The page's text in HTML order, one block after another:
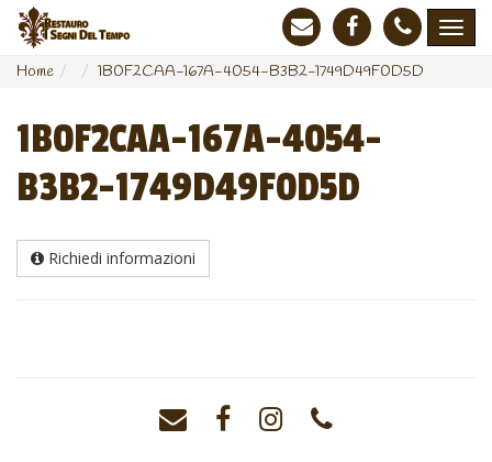
Home 1B0F2CAA-167A-4054-B3B2-1749D49F0D5D
1B0F2CAA-167A-4054-
B3B2-1749D49F0D5D
Richiedi informazioni